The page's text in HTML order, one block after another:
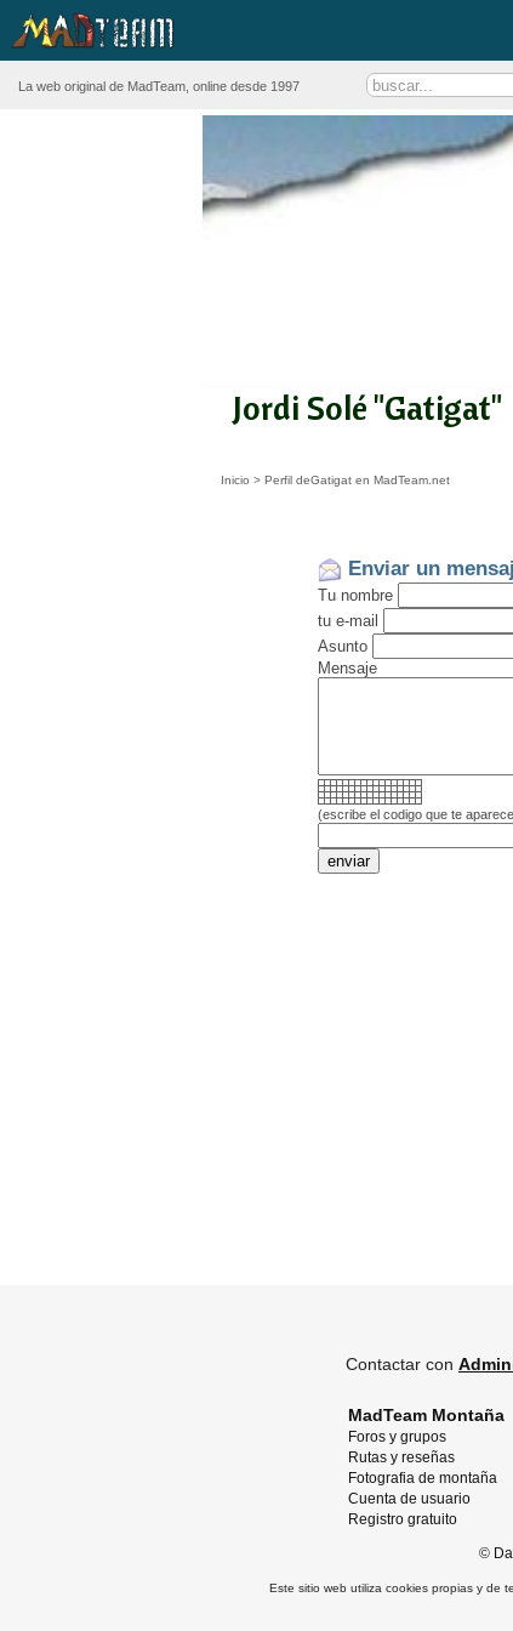
La web original de MadTeam, online desde 1997
Jordi Solé "Gatigat"
Inicio > Perfil deGatigat en MadTeam.net
Enviar un
Tu nombre
tu e-mail
Asunto
Mensaje
(escribe el codigo que te
Contactar con
MadTeam Montaña
Foros y grupos
Rutas y reseñas
Fotografia de montaña
Cuenta de usuario
Registro gratuito
©
Este sitio web utiliza cookies propias y de